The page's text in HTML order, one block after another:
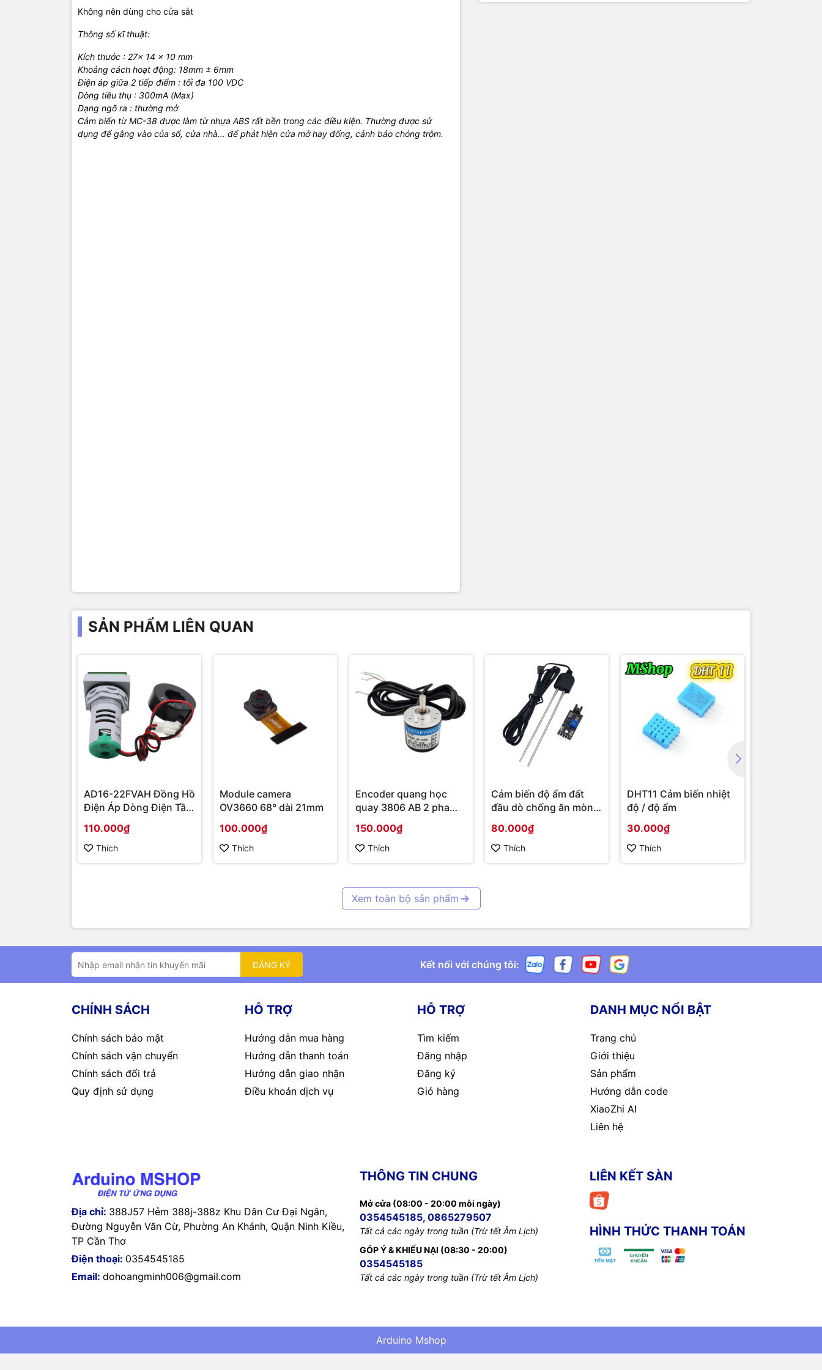
Không nên dùng cho cửa sắt
Thông số kĩ thuật:
Kích thước : 27x 14 x 10 mm
Khoảng cách hoạt động: 18mm ± 6mm
Điện áp giữa 2 tiếp điểm : tối đa 100 VDC
Dòng tiêu thụ : 300mA (Max)
Dạng ngõ ra : thường mở
Cảm biến từ MC-38 được làm từ nhựa ABS rất bền trong các điều kiện. Thường được sử
dụng để gắng vào của sổ, cửa nhà… để phát hiện cửa mở hay đống, cảnh báo chóng trộm.
SẢN PHẨM LIÊN QUAN
AD16-22FVAH Đồng Hồ
Điện Áp Dòng Điện Tần
110.000₫
Thích
Module camera
OV3660 68° dài 21mm
100.000₫
Thích
Encoder quang học
quay 3806 AB 2 pha
150.000₫
Thích
Cảm biến độ ẩm đất
đầu dò chống ăn mòn
Corrosion Resistance
Probe
80.000₫
Thích
DHT11 Cảm biến nhiệt
độ / độ ẩm
30.000₫
Thích
Xem toàn bộ sản phẩm
ĐĂNG KÝ Kết nối với chúng tôi:
CHÍNH SÁCH
Chính sách bảo mật
Chính sách vận chuyển
Chính sách đổi trả
Quy định sử dụng
HỖ TRỢ
Hướng dẫn mua hàng
Hướng dẫn thanh toán
Hướng dẫn giao nhận
Điều khoản dịch vụ
HỖ TRỢ
Tìm kiếm
Đăng nhập
Đăng ký
Giỏ hàng
DANH MỤC NỔI BẬT
Trang chủ
Giới thiệu
Sản phẩm
Hướng dẫn code
XiaoZhi AI
Liên hệ
Địa chỉ: 388J57 Hẻm 388j-388z Khu Dân Cư Đại Ngân,
Đường Nguyễn Văn Cừ, Phường An Khánh, Quận Ninh Kiều,
TP Cần Thơ
Điện thoại: 0354545185
Email: dohoangminh006@gmail.com
THÔNG TIN CHUNG
Mở cửa (08:00 - 20:00 mỗi ngày)
0354545185, 0865279507
Tất cả các ngày trong tuần (Trừ tết Âm Lịch)
GÓP Ý & KHIẾU NẠI (08:30 - 20:00)
0354545185
Tất cả các ngày trong tuần (Trừ tết Âm Lịch)
LIÊN KẾT SÀN
HÌNH THỨC THANH TOÁN
Arduino Mshop